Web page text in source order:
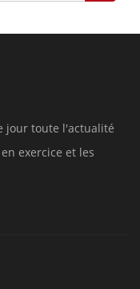
jour toute l'actualité
exercice et les